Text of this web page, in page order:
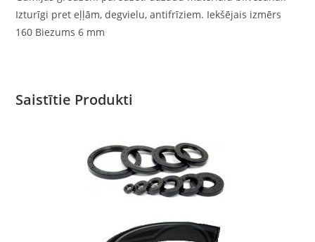
Izturīgi pret eļļām, degvielu, antifrīziem. Iekšējais izmērs
160 Biezums 6 mm
Saistītie Produkti